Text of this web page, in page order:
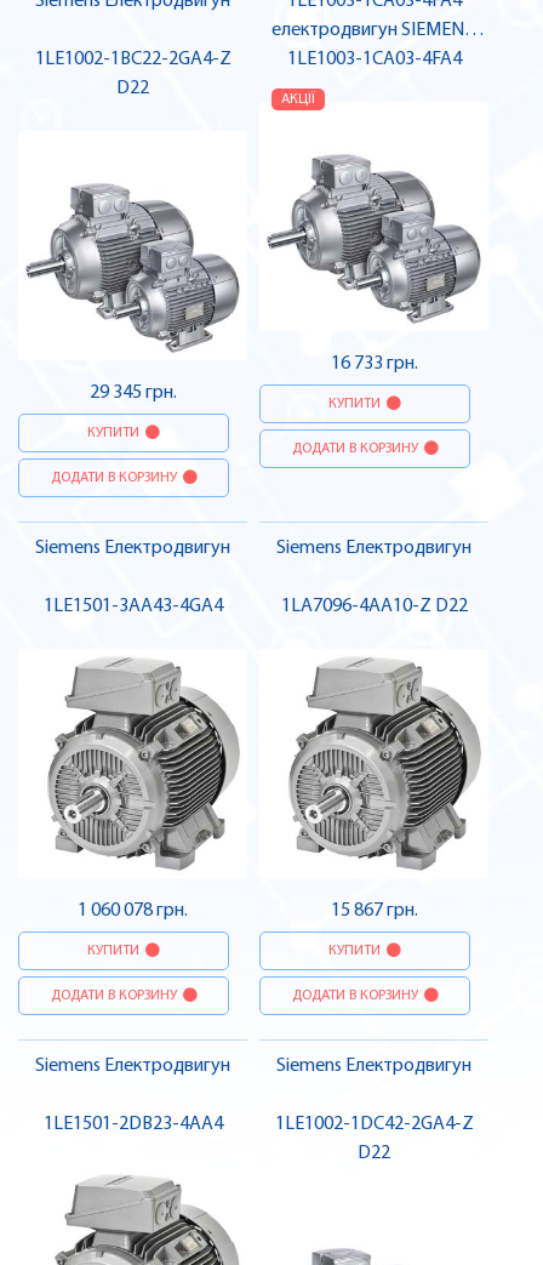
1LE1002-1BC22-2GA4-Z
D22
29 345 грн.
КУПИТИ
ДОДАТИ В КОРЗИНУ
електродвигун SIEMENS,
3000 об, 5,5 кВт
1LE1003-1CA03-4FA4
АКЦІЇ
16 733 грн.
КУПИТИ
ДОДАТИ В КОРЗИНУ
Siemens Електродвигун
1LE1501-3AA43-4GA4
1 060 078 грн.
КУПИТИ
ДОДАТИ В КОРЗИНУ
Siemens Електродвигун
1LA7096-4AA10-Z D22
15 867 грн.
КУПИТИ
ДОДАТИ В КОРЗИНУ
Siemens Електродвигун
1LE1501-2DB23-4AA4
Siemens Електродвигун
1LE1002-1DC42-2GA4-Z
D22